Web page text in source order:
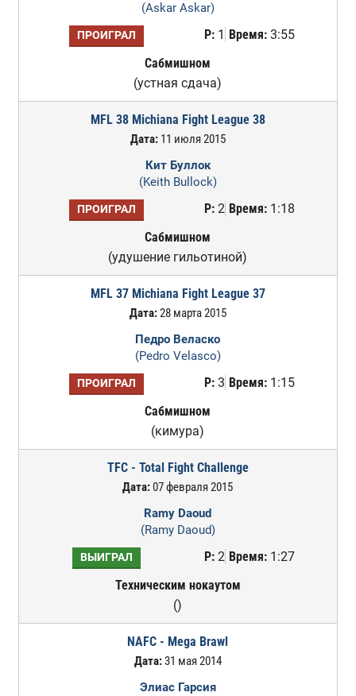
(Askar Askar)
ПРОИГРАЛ Р:1 Время:3:55
Сабмишном
(устная сдача)
MFL 38 Michiana Fight League 38
Дата:11 июля 2015
Кит Буллок
(Keith Bullock)
ПРОИГРАЛ Р:2 Время:1:18
Сабмишном
(удушение гильотиной)
MFL 37 Michiana Fight League 37
Дата:28 марта 2015
Педро Веласко
(Pedro Velasco)
ПРОИГРАЛ Р:3 Время:1:15
Сабмишном
(кимура)
TFC - Total Fight Challenge
Дата:07 февраля 2015
Ramy Daoud
(Ramy Daoud)
ВЫИГРАЛ Р:2 Время:1:27
Техническим нокаутом
()
NAFC - Mega Brawl
Дата:31 мая 2014
Элиас Гарсия